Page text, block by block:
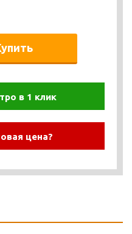
в 1 клик
цена?